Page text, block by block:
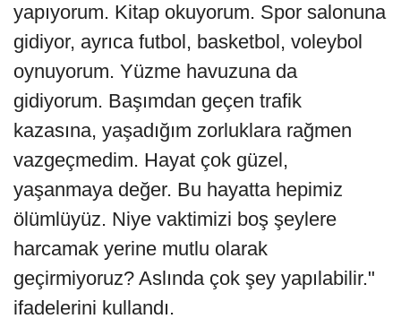
yapıyorum. Kitap okuyorum. Spor salonuna
gidiyor, ayrıca futbol, basketbol, voleybol
oynuyorum. Yüzme havuzuna da
gidiyorum. Başımdan geçen trafik
kazasına, yaşadığım zorluklara rağmen
vazgeçmedim. Hayat çok güzel,
yaşanmaya değer. Bu hayatta hepimiz
ölümlüyüz. Niye vaktimizi boş şeylere
harcamak yerine mutlu olarak
geçirmiyoruz? Aslında çok şey yapılabilir."
ifadelerini kullandı.